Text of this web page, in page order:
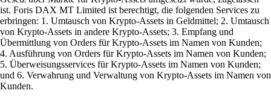
ist. Foris DAX MT Limited ist berechtigt, die folgenden Services zu
erbringen: 1. Umtausch von Krypto-Assets in Geldmittel; 2. Umtausch
von Krypto-Assets in andere Krypto-Assets; 3. Empfang und
Übermittlung von Orders für Krypto-Assets im Namen von Kunden;
4. Ausführung von Orders für Krypto-Assets im Namen von Kunden;
5. Überweisungsservices für Krypto-Assets im Namen von Kunden;
und 6. Verwahrung und Verwaltung von Krypto-Assets im Namen von
Kunden.